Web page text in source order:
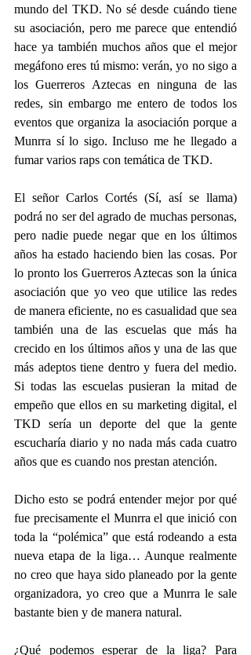
mundo del TKD. No sé desde cuándo tiene
su asociación, pero me parece que entendió
hace ya también muchos años que el mejor
megáfono eres tú mismo: verán, yo no sigo a
los Guerreros Aztecas en ninguna de las
redes, sin embargo me entero de todos los
eventos que organiza la asociación porque a
Munrra sí lo sigo. Incluso me he llegado a
fumar varios raps con temática de TKD.
El señor Carlos Cortés (Sí, así se llama)
podrá no ser del agrado de muchas personas,
pero nadie puede negar que en los últimos
años ha estado haciendo bien las cosas. Por
lo pronto los Guerreros Aztecas son la única
asociación que yo veo que utilice las redes
de manera eficiente, no es casualidad que sea
también una de las escuelas que más ha
crecido en los últimos años y una de las que
más adeptos tiene dentro y fuera del medio.
Si todas las escuelas pusieran la mitad de
empeño que ellos en su marketing digital, el
TKD sería un deporte del que la gente
escucharía diario y no nada más cada cuatro
años que es cuando nos prestan atención.
Dicho esto se podrá entender mejor por qué
fue precisamente el Munrra el que inició con
toda la “polémica” que está rodeando a esta
nueva etapa de la liga… Aunque realmente
no creo que haya sido planeado por la gente
organizadora, yo creo que a Munrra le sale
bastante bien y de manera natural.
¿Qué podemos esperar de la liga? Para